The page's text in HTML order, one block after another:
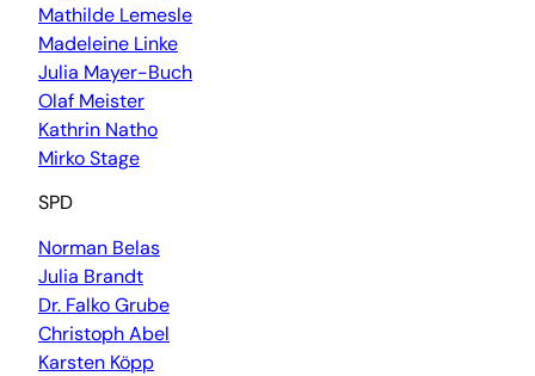
Mathilde Lemesle
Madeleine Linke
Julia Mayer-Buch
Olaf Meister
Kathrin Natho
Mirko Stage
SPD
Norman Belas
Julia Brandt
Dr. Falko Grube
Christoph Abel
Karsten Köpp